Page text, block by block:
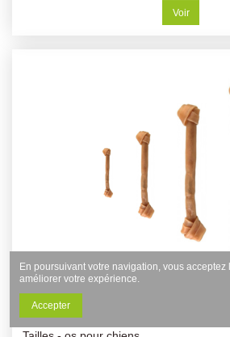
Voir
Friandises Buffles
En poursuivant votre navigation, vous acceptez
améliorer votre expérience.
Accepter